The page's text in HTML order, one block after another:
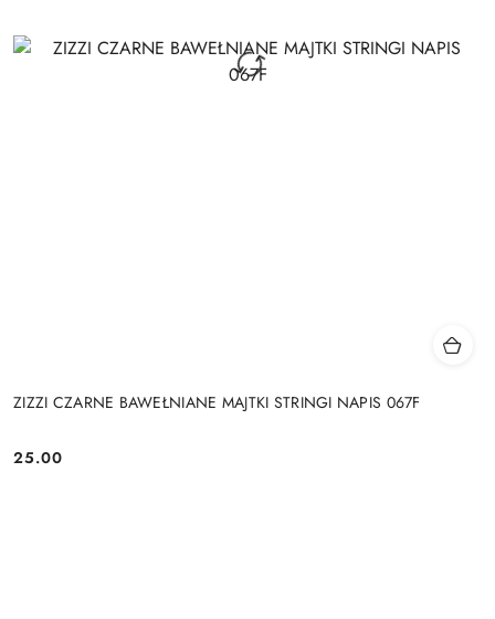
ZIZZI CZARNE BAWEŁNIANE MAJTKI STRINGI NAPIS 067F
Cena:
25.00